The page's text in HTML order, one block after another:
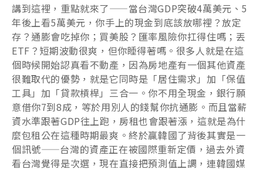
講到這裡，重點就來了——當台灣GDP突破4萬美元、5
年後上看5萬美元，你手上的現金到底該放哪裡？放定
存？通膨會吃掉你；買美股？匯率風險你扛得住嗎；丟
ETF？短期波動很爽，但你睡得著嗎。很多人就是在這
個時候開始認真看不動產，因為房地產有一個其他資產
很難取代的優勢，就是它同時是「居住需求」加「保值
工具」加「貸款槓桿」三合一。你不用全現金，銀行願
意借你7到8成，等於用別人的錢幫你抗通膨。而且當薪
資水準跟著GDP往上跑，房租也會跟著漲，這就是為什
麼包租公在這種時期最爽。終於贏韓國了背後其實是一
個訊號——台灣的資產正在被國際重新定價，過去外資
看台灣覺得是次選，現在直接把預測值上調，連韓國媒